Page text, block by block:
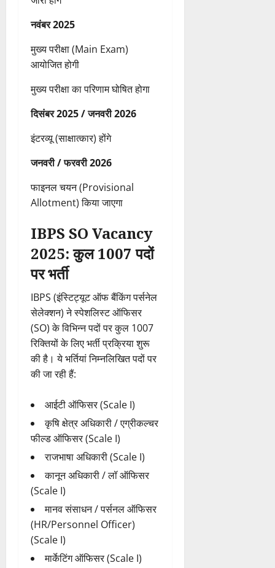
नवंबर 2025
मुख्य परीक्षा (Main Exam)
आयोजित होगी
मुख्य परीक्षा का परिणाम घोषित होगा
दिसंबर 2025 / जनवरी 2026
इंटरव्यू (साक्षात्कार) होंगे
जनवरी / फरवरी 2026
फाइनल चयन (Provisional
Allotment) किया जाएगा
IBPS SO Vacancy
2025: कुल 1007 पदों
पर भर्ती
IBPS (इंस्टिट्यूट ऑफ बैंकिंग पर्सनेल
सेलेक्शन) ने स्पेशलिस्ट ऑफिसर
(SO) के विभिन्न पदों पर कुल 1007
रिक्तियों के लिए भर्ती प्रक्रिया शुरू
की है। ये भर्तियां निम्नलिखित पदों पर
की जा रही हैं:
आईटी ऑफिसर (Scale I)
कृषि क्षेत्र अधिकारी / एग्रीकल्चर
फील्ड ऑफिसर (Scale I)
राजभाषा अधिकारी (Scale I)
कानून अधिकारी / लॉ ऑफिसर
(Scale I)
मानव संसाधन / पर्सनल ऑफिसर
(HR/Personnel Officer)
(Scale I)
मार्केटिंग ऑफिसर (Scale I)